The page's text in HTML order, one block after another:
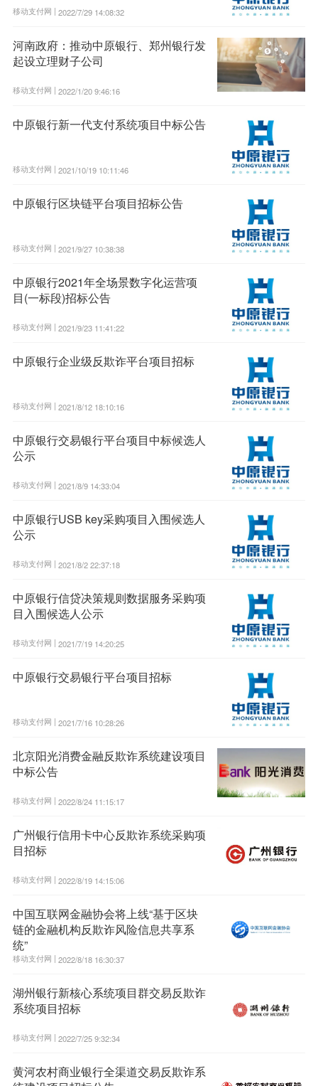
移动支付网 | 2022/7/29 14:08:32
河南政府：推动中原银行、郑州银行发
起设立理财子公司
移动支付网 | 2022/1/20 9:46:16
中原银行新一代支付系统项目中标公告
移动支付网 | 2021/10/19 10:11:46
中原银行区块链平台项目招标公告
移动支付网 | 2021/9/27 10:38:38
中原银行2021年全场景数字化运营项
目(一标段)招标公告
移动支付网 | 2021/9/23 11:41:22
中原银行企业级反欺诈平台项目招标
移动支付网 | 2021/8/12 18:10:16
中原银行交易银行平台项目中标候选人
公示
移动支付网 | 2021/8/9 14:33:04
中原银行USB key采购项目入围候选人
公示
移动支付网 | 2021/8/2 22:37:18
中原银行信贷决策规则数据服务采购项
目入围候选人公示
移动支付网 | 2021/7/19 14:20:25
中原银行交易银行平台项目招标
移动支付网 | 2021/7/16 10:28:26
北京阳光消费金融反欺诈系统建设项目
中标公告
移动支付网 | 2022/8/24 11:15:17
广州银行信用卡中心反欺诈系统采购项
目招标
移动支付网 | 2022/8/19 14:15:06
中国互联网金融协会将上线“基于区块
链的金融机构反欺诈风险信息共享系
统”
移动支付网 | 2022/8/18 16:30:37
湖州银行新核心系统项目群交易反欺诈
系统项目招标
移动支付网 | 2022/7/25 9:32:34
黄河农村商业银行全渠道交易反欺诈系